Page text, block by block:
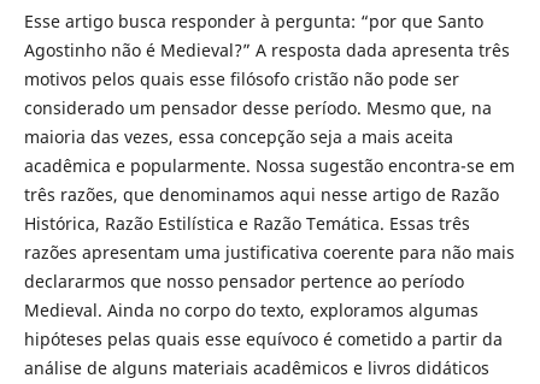
Esse artigo busca responder à pergunta: “por que Santo
Agostinho não é Medieval?” A resposta dada apresenta três
motivos pelos quais esse filósofo cristão não pode ser
considerado um pensador desse período. Mesmo que, na
maioria das vezes, essa concepção seja a mais aceita
acadêmica e popularmente. Nossa sugestão encontra-se em
três razões, que denominamos aqui nesse artigo de Razão
Histórica, Razão Estilística e Razão Temática. Essas três
razões apresentam uma justificativa coerente para não mais
declararmos que nosso pensador pertence ao período
Medieval. Ainda no corpo do texto, exploramos algumas
hipóteses pelas quais esse equívoco é cometido a partir da
análise de alguns materiais acadêmicos e livros didáticos